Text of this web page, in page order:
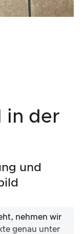
in der
und
nehmen wir
genau unter